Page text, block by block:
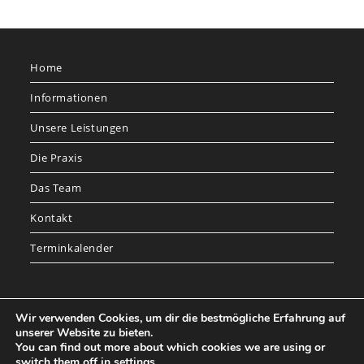
Home
Informationen
Unsere Leistungen
Die Praxis
Das Team
Kontakt
Terminkalender
Wir verwenden Cookies, um dir die bestmögliche Erfahrung auf
unserer Website zu bieten.
You can find out more about which cookies we are using or